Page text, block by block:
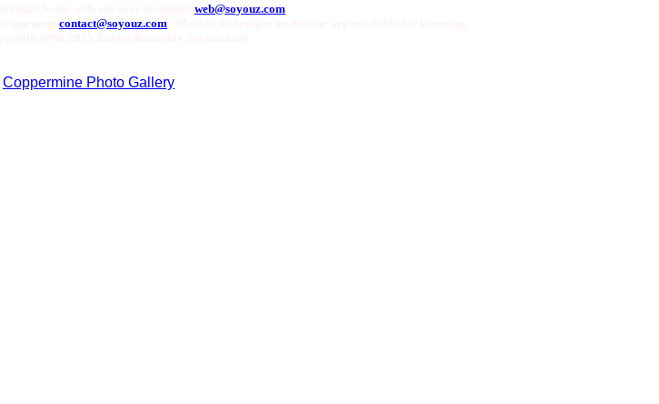
web@soyouz.com
contact@soyouz.com
Coppermine Photo Gallery